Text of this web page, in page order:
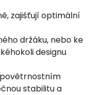
zajišťují optimální
držáku, nebo ke
designu
povětrnostním
stabilitu a